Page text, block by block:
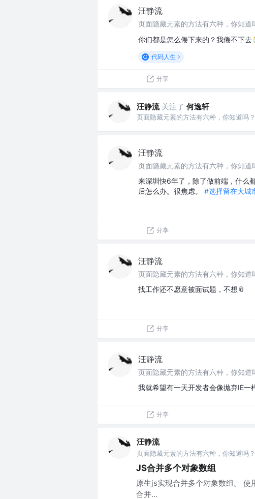
汪静流
页面隐藏元素的方法有六种，你知道
你们都是怎么倦下来的？我倦不下去
代码人生
分享
汪静流 关注了 何逸轩
页面隐藏元素的方法有六种，你知道吗？
汪静流
页面隐藏元素的方法有六种，你知道
来深圳快6年了，除了做前端，什么
后怎么办。很焦虑。 #选择留在大城
分享
汪静流
页面隐藏元素的方法有六种，你知道
找工作还不愿意被面试题，不想📎
分享
汪静流
页面隐藏元素的方法有六种，你知道
我就希望有一天开发者会像抛弃IE一
分享
汪静流
页面隐藏元素的方法有六种，你知道吗？
JS合并多个对象数组
原生js实现合并多个对象数组。
合并...